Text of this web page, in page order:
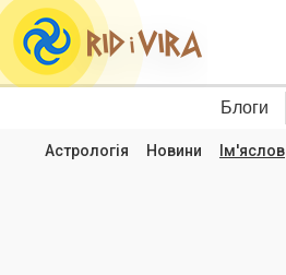
Блоги
Астрологія Новини Ім'яслов